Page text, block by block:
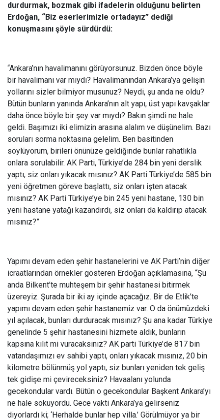
durdurmak, bozmak gibi ifadelerin olduğunu belirten
Erdoğan, “Biz eserlerimizle ortadayız” dediği
konuşmasını şöyle sürdürdü:
“Ankara’nın havalimanını görüyorsunuz. Bizden önce böyle
bir havalimanı var mıydı? Havalimanından Ankara’ya gelişin
yollarını sizler bilmiyor musunuz? Neydi, şu anda ne oldu?
Bütün bunların yanında Ankara’nın alt yapı, üst yapı kavşaklar
daha önce böyle bir şey var mıydı? Bakın şimdi ne hale
geldi. Başımızı iki elimizin arasına alalım ve düşünelim. Bazı
soruları sorma noktasına gelelim. Ben basitinden
söylüyorum, birileri önünüze geldiğinde bunlar rahatlıkla
onlara sorulabilir. AK Parti, Türkiye’de 284 bin yeni derslik
yaptı, siz onları yıkacak mısınız? AK Parti Türkiye’de 585 bin
yeni öğretmen göreve başlattı, siz onları işten atacak
mısınız? AK Parti Türkiye’ye bin 245 yeni hastane, 130 bin
yeni hastane yatağı kazandırdı, siz onları da kaldırıp atacak
mısınız?”
Yapımı devam eden şehir hastanelerini ve AK Parti’nin diğer
icraatlarından örnekler gösteren Erdoğan açıklamasına, “Şu
anda Bilkent’te muhteşem bir şehir hastanesi bitirmek
üzereyiz. Şurada bir iki ay içinde açacağız. Bir de Etlik’te
yapımı devam eden şehir hastanemiz var. O da önümüzdeki
yıl açılacak, bunları durduracak mısınız? Şu ana kadar Türkiye
genelinde 5 şehir hastanesini hizmete aldık, bunların
kapsına kilit mi vuracaksınız? AK parti Türkiye’de 817 bin
vatandaşımızı ev sahibi yaptı, onları yıkacak mısınız, 20 bin
kilometre bölünmüş yol yaptı, siz bunları yeniden tek geliş
tek gidişe mi çevireceksiniz? Havaalanı yolunda
gecekondular vardı. Bütün o gecekondular Başkent Ankara’yı
ne hale sokuyordu. Gece vakti Ankara’ya gelirseniz
diyorlardı ki; ‘Herhalde bunlar hep villa.’ Görülmüyor ya bir